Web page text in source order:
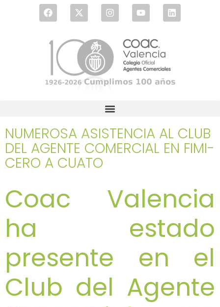
NUMEROSA ASISTENCIA AL CLUB
DEL AGENTE COMERCIAL EN FIMI-
CERO A CUATO
Coac Valencia
ha estado
presente en el
Club del Agente